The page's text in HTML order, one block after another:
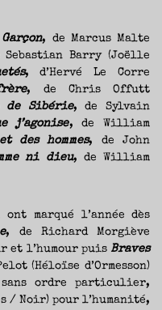
Garçon, de Marcus Malte
Sebastian Barry (Joëlle
, d’Hervé Le Corre
, de Chris Offutt
de Sibérie, de Sylvain
j’agonise, de William
des hommes, de John
ni dieu, de William
marqué l’année dès
, de Richard Morgiève
et l’humour puis Braves
(Héloïse d’Ormesson)
ordre particulier,
/ Noir) pour l’humanité,